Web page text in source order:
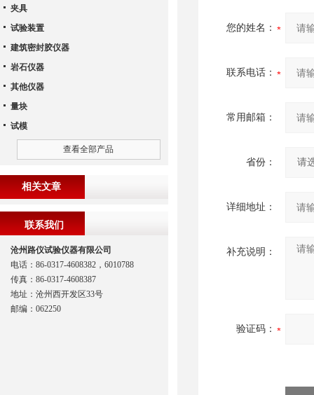
您的姓名：
联系电话：
常用邮箱：
省份：
详细地址：
补充说明：
验证码：
夹具
试验装置
建筑密封胶仪器
岩石仪器
其他仪器
量块
试模
查看全部产品
相关文章
联系我们
沧州路仪试验仪器有限公司
电话：86-0317-4608382，6010788
传真：86-0317-4608387
地址：沧州西开发区33号
邮编：062250